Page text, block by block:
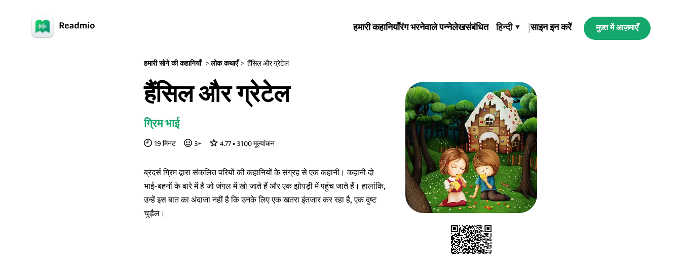
हमारी कहानियाँरंग भरनेवाले पन्नेलेखसंबंधित हिन्दी ▾ |साइन इन करें मुफ़्त में आज़माएँ
हमारी सोने की कहानियाँ > लोक कथाएँ > हैंसिल और ग्रेटेल
हैंसिल और ग्रेटेल
ग्रिम भाई
19 मिनट 3+ 4.77• 3100 मूल्यांकन
ब्रदर्स ग्रिम द्वारा संकलित परियों की कहानियों के संग्रह से एक कहानी। कहानी दो
भाई-बहनों के बारे में है जो जंगल में खो जाते हैं और एक झोपड़ी में पहुंच जाते हैं। हालांकि,
उन्हें इस बात का अंदाजा नहीं है कि उनके लिए एक खतरा इंतजार कर रहा है, एक दुष्ट
चुड़ैल।